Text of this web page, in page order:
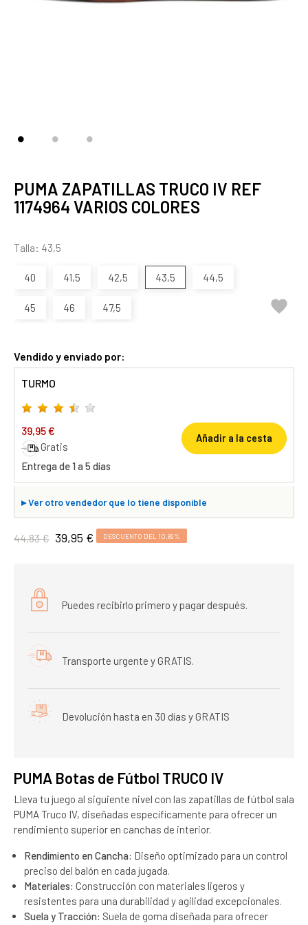
PUMA ZAPATILLAS TRUCO IV REF
1174964 VARIOS COLORES
Talla: 43,5
40 41,5 42,5 43,5 44,5
45 46 47,5 
Vendido y enviado por:
TURMO
39,95 €
Gratis
Entrega de 1 a 5 días
Añadir a la cesta
▸Ver otro vendedor que lo tiene disponible
44,83 € 39,95 € DESCUENTO DEL 10,89%
Puedes recibirlo primero y pagar después.
Transporte urgente y GRATIS.
Devolución hasta en 30 días y GRATIS
PUMA Botas de Fútbol TRUCO IV
Lleva tu juego al siguiente nivel con las zapatillas de fútbol sala
PUMA Truco IV, diseñadas específicamente para ofrecer un
rendimiento superior en canchas de interior.
Rendimiento en Cancha: Diseño optimizado para un control
preciso del balón en cada jugada.
Materiales: Construcción con materiales ligeros y
resistentes para una durabilidad y agilidad excepcionales.
Suela y Tracción: Suela de goma diseñada para ofrecer